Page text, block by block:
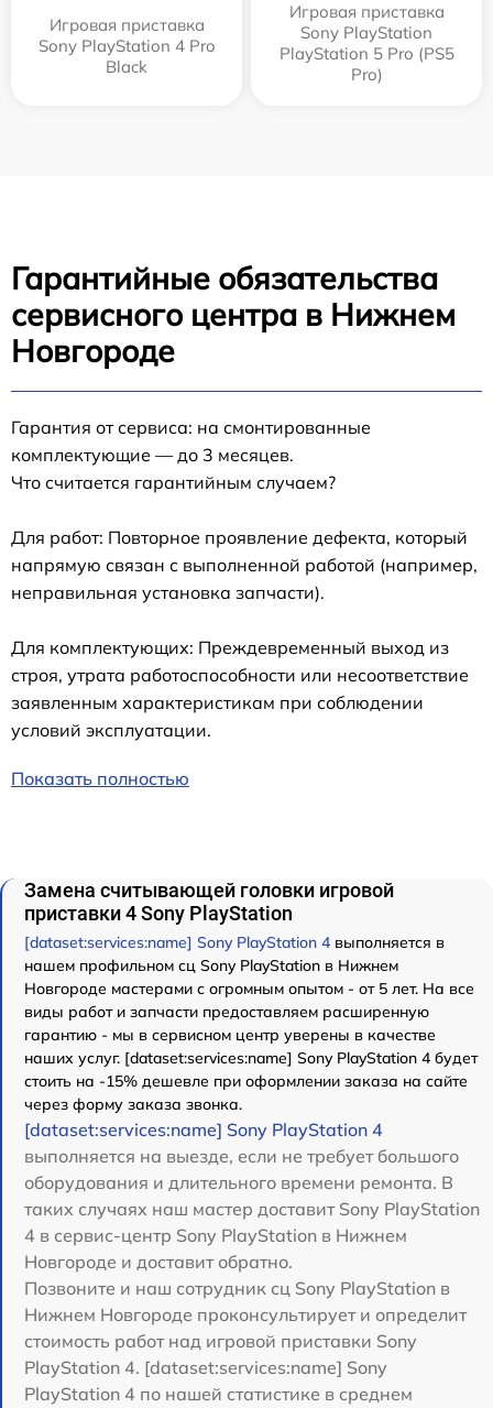
Игровая приставка
Sony PlayStation 4 Pro
Black
Игровая приставка
Sony PlayStation
PlayStation 5 Pro (PS5
Pro)
Гарантийные обязательства
сервисного центра в Нижнем
Новгороде
Гарантия от сервиса: на смонтированные
комплектующие — до 3 месяцев.
Что считается гарантийным случаем?
Для работ: Повторное проявление дефекта, который
напрямую связан с выполненной работой (например,
неправильная установка запчасти).
Для комплектующих: Преждевременный выход из
строя, утрата работоспособности или несоответствие
заявленным характеристикам при соблюдении
условий эксплуатации.
Показать полностью
Замена считывающей головки игровой
приставки 4 Sony PlayStation
[dataset:services:name] Sony PlayStation 4 выполняется в
нашем профильном сц Sony PlayStation в Нижнем
Новгороде мастерами с огромным опытом - от 5 лет. На все
виды работ и запчасти предоставляем расширенную
гарантию - мы в сервисном центр уверены в качестве
наших услуг. [dataset:services:name] Sony PlayStation 4 будет
стоить на -15% дешевле при оформлении заказа на сайте
через форму заказа звонка.
[dataset:services:name] Sony PlayStation 4
выполняется на выезде, если не требует большого
оборудования и длительного времени ремонта. В
таких случаях наш мастер доставит Sony PlayStation
4 в сервис-центр Sony PlayStation в Нижнем
Новгороде и доставит обратно.
Позвоните и наш сотрудник сц Sony PlayStation в
Нижнем Новгороде проконсультирует и определит
стоимость работ над игровой приставки Sony
PlayStation 4. [dataset:services:name] Sony
PlayStation 4 по нашей статистике в среднем